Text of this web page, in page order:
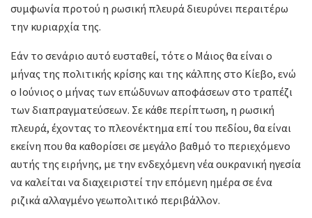
συμφωνία προτού η ρωσική πλευρά διευρύνει περαιτέρω
την κυριαρχία της.
Εάν το σενάριο αυτό ευσταθεί, τότε ο Μάιος θα είναι ο
μήνας της πολιτικής κρίσης και της κάλπης στο Κίεβο, ενώ
ο Ιούνιος ο μήνας των επώδυνων αποφάσεων στο τραπέζι
των διαπραγματεύσεων. Σε κάθε περίπτωση, η ρωσική
πλευρά, έχοντας το πλεονέκτημα επί του πεδίου, θα είναι
εκείνη που θα καθορίσει σε μεγάλο βαθμό το περιεχόμενο
αυτής της ειρήνης, με την ενδεχόμενη νέα ουκρανική ηγεσία
να καλείται να διαχειριστεί την επόμενη ημέρα σε ένα
ριζικά αλλαγμένο γεωπολιτικό περιβάλλον.